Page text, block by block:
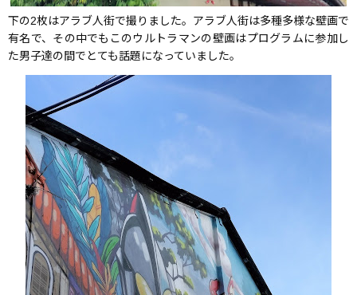
下の2枚はアラブ人街で撮りました。アラブ人街は多種多様な壁画で
有名で、その中でもこのウルトラマンの壁画はプログラムに参加し
た男子達の間でとても話題になっていました。